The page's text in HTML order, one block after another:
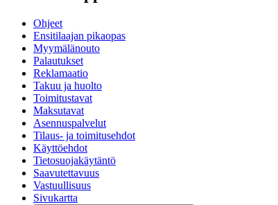
Ohjeet
Ensitilaajan pikaopas
Myymälänouto
Palautukset
Reklamaatio
Takuu ja huolto
Toimitustavat
Maksutavat
Asennuspalvelut
Tilaus- ja toimitusehdot
Käyttöehdot
Tietosuojakäytäntö
Saavutettavuus
Vastuullisuus
Sivukartta